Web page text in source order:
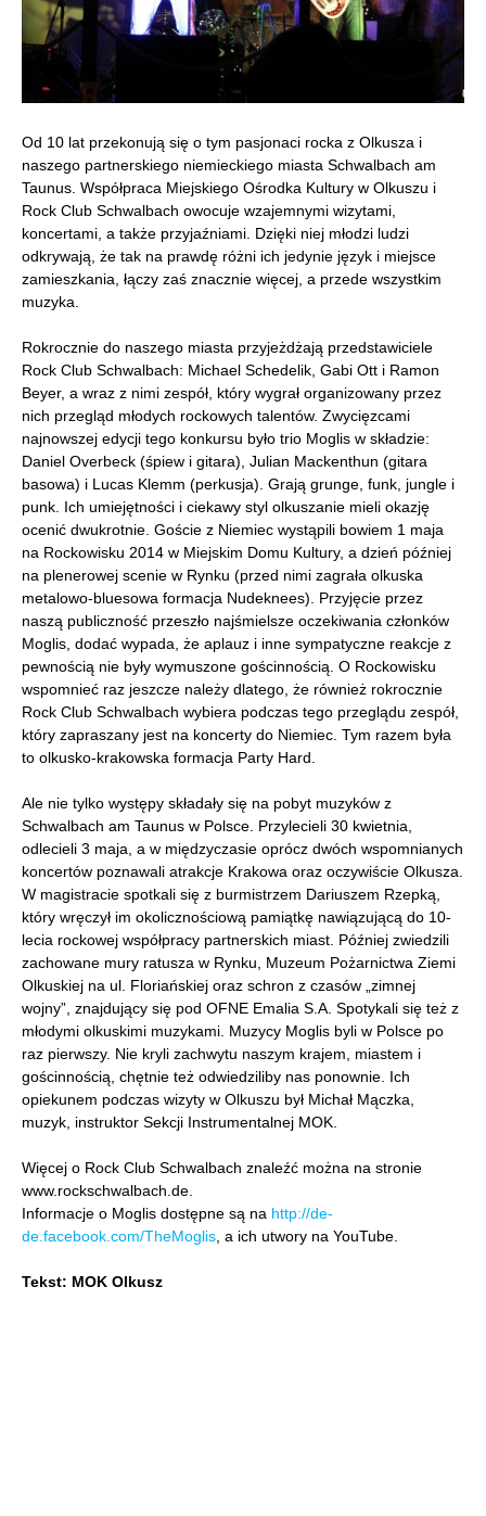
Od 10 lat przekonują się o tym pasjonaci rocka z Olkusza i
naszego partnerskiego niemieckiego miasta Schwalbach am
Taunus. Współpraca Miejskiego Ośrodka Kultury w Olkuszu i
Rock Club Schwalbach owocuje wzajemnymi wizytami,
koncertami, a także przyjaźniami. Dzięki niej młodzi ludzi
odkrywają, że tak na prawdę różni ich jedynie język i miejsce
zamieszkania, łączy zaś znacznie więcej, a przede wszystkim
muzyka.
Rokrocznie do naszego miasta przyjeżdżają przedstawiciele
Rock Club Schwalbach: Michael Schedelik, Gabi Ott i Ramon
Beyer, a wraz z nimi zespół, który wygrał organizowany przez
nich przegląd młodych rockowych talentów. Zwycięzcami
najnowszej edycji tego konkursu było trio Moglis w składzie:
Daniel Overbeck (śpiew i gitara), Julian Mackenthun (gitara
basowa) i Lucas Klemm (perkusja). Grają grunge, funk, jungle i
punk. Ich umiejętności i ciekawy styl olkuszanie mieli okazję
ocenić dwukrotnie. Goście z Niemiec wystąpili bowiem 1 maja
na Rockowisku 2014 w Miejskim Domu Kultury, a dzień później
na plenerowej scenie w Rynku (przed nimi zagrała olkuska
metalowo-bluesowa formacja Nudeknees). Przyjęcie przez
naszą publiczność przeszło najśmielsze oczekiwania członków
Moglis, dodać wypada, że aplauz i inne sympatyczne reakcje z
pewnością nie były wymuszone gościnnością. O Rockowisku
wspomnieć raz jeszcze należy dlatego, że również rokrocznie
Rock Club Schwalbach wybiera podczas tego przeglądu zespół,
który zapraszany jest na koncerty do Niemiec. Tym razem była
to olkusko-krakowska formacja Party Hard.
Ale nie tylko występy składały się na pobyt muzyków z
Schwalbach am Taunus w Polsce. Przylecieli 30 kwietnia,
odlecieli 3 maja, a w międzyczasie oprócz dwóch wspomnianych
koncertów poznawali atrakcje Krakowa oraz oczywiście Olkusza.
W magistracie spotkali się z burmistrzem Dariuszem Rzepką,
który wręczył im okolicznościową pamiątkę nawiązującą do 10-
lecia rockowej współpracy partnerskich miast. Później zwiedzili
zachowane mury ratusza w Rynku, Muzeum Pożarnictwa Ziemi
Olkuskiej na ul. Floriańskiej oraz schron z czasów „zimnej
wojny”, znajdujący się pod OFNE Emalia S.A. Spotykali się też z
młodymi olkuskimi muzykami. Muzycy Moglis byli w Polsce po
raz pierwszy. Nie kryli zachwytu naszym krajem, miastem i
gościnnością, chętnie też odwiedziliby nas ponownie. Ich
opiekunem podczas wizyty w Olkuszu był Michał Mączka,
muzyk, instruktor Sekcji Instrumentalnej MOK.
Więcej o Rock Club Schwalbach znaleźć można na stronie
www.rockschwalbach.de.
Informacje o Moglis dostępne są na http://de-
de.facebook.com/TheMoglis , a ich utwory na YouTube.
Tekst: MOK Olkusz